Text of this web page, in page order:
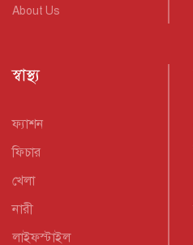
About Us
স্বাস্থ্য
ফ্যাশন
ফিচার
খেলা
নারী
লাইফস্টাইল